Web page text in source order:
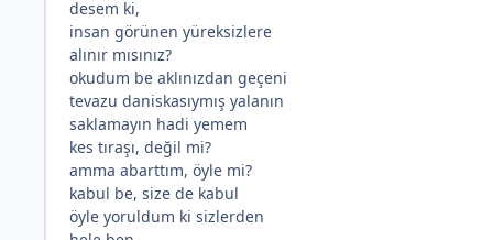
desem ki,
insan görünen yüreksizlere
alınır mısınız?
okudum be aklınızdan geçeni
tevazu daniskasıymış yalanın
saklamayın hadi yemem
kes tıraşı, değil mi?
amma abarttım, öyle mi?
kabul be, size de kabul
öyle yoruldum ki sizlerden
*